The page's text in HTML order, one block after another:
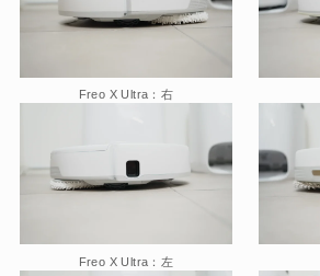
Freo X Ultra：右
Freo X Ultra：左